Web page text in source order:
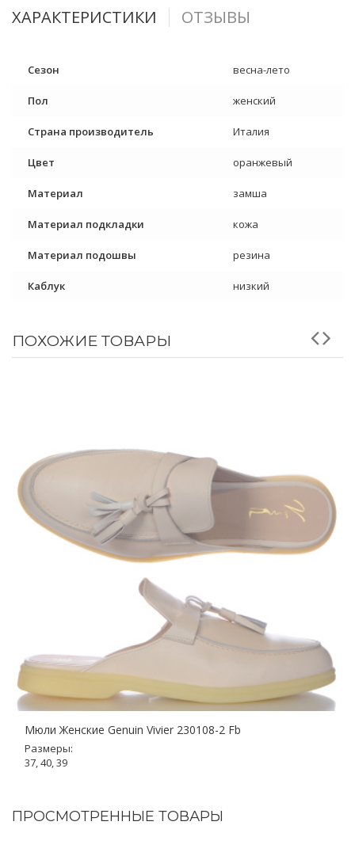
ХАРАКТЕРИСТИКИ ОТЗЫВЫ
Сезон весна-лето
Пол женский
Страна производитель Италия
Цвет оранжевый
Материал замша
Материал подкладки кожа
Материал подошвы резина
Каблук низкий
ПОХОЖИЕ ТОВАРЫ
Мюли Женские Genuin Vivier 230108-2 Fb
Размеры:
37, 40, 39
ПРОСМОТРЕННЫЕ ТОВАРЫ